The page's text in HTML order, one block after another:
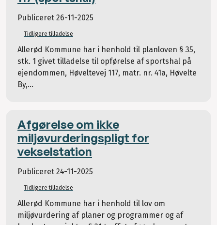
Publiceret 26-11-2025
Tidligere tilladelse
Allerød Kommune har i henhold til planloven § 35,
stk. 1 givet tilladelse til opførelse af sportshal på
ejendommen, Høveltevej 117, matr. nr. 41a, Høvelte
By,...
Afgørelse om ikke
miljøvurderingspligt for
vekselstation
Publiceret 24-11-2025
Tidligere tilladelse
Allerød Kommune har i henhold til lov om
miljøvurdering af planer og programmer og af